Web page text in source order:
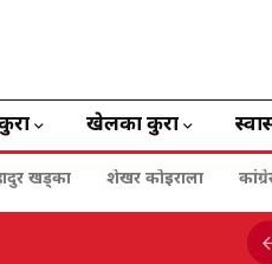
खेलका कुरा
खड्का शेखर कोइराला